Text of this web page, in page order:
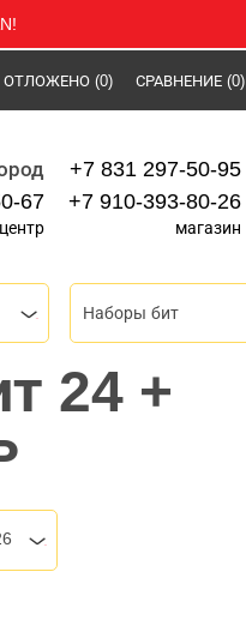
ОТЛОЖЕНО (0) СРАВНЕНИЕ (0)
67
+7 831 297-50-95
+7 910-393-80-26
магазин
Наборы бит
24 +